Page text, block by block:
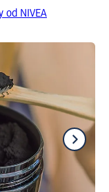
od NIVEA